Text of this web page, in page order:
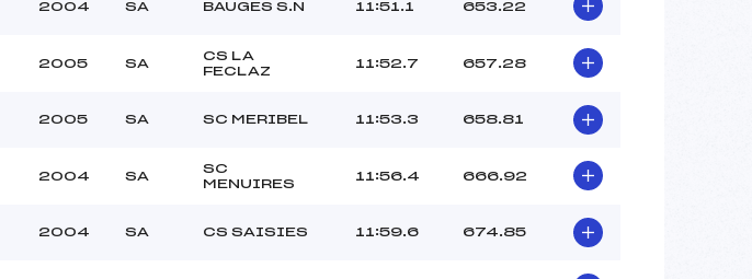
2004 SA BAUGES S.N 11:51.1 653.22
2005 SA
CS LA
FECLAZ
11:52.7 657.28
2005 SA SC MERIBEL 11:53.3 658.81
2004 SA
SC
MENUIRES
11:56.4 666.92
2004 SA CS SAISIES 11:59.6 674.85